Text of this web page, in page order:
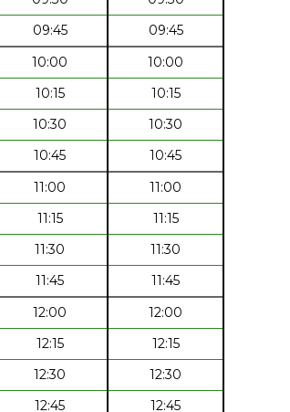
09:45
09:45
10:00
10:00
10:15
10:15
10:30
10:30
10:45
10:45
11:00
11:00
11:15
11:15
11:30
11:30
11:45
11:45
12:00
12:00
12:15
12:15
12:30
12:30
12:45
12:45